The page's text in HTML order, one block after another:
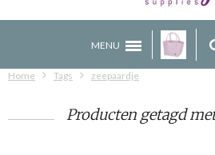
MENU
Home Tags zeepaardje
Producten getagd